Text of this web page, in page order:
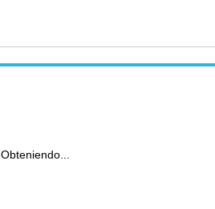
Obteniendo...